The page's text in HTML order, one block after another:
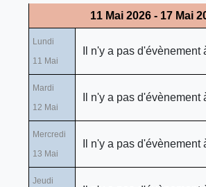
11 Mai 2026 - 17 Mai
Lundi
11 Mai
Il n'y a pas d'évènement
Mardi
12 Mai
Il n'y a pas d'évènement
Mercredi
13 Mai
Il n'y a pas d'évènement
Jeudi